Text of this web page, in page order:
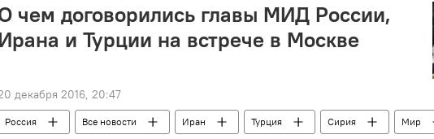
чем договорились главы МИД России,
и Турции на встрече в Москве
декабря 2016, 20:47
Россия Все новости Иран Турция Сирия
Мир